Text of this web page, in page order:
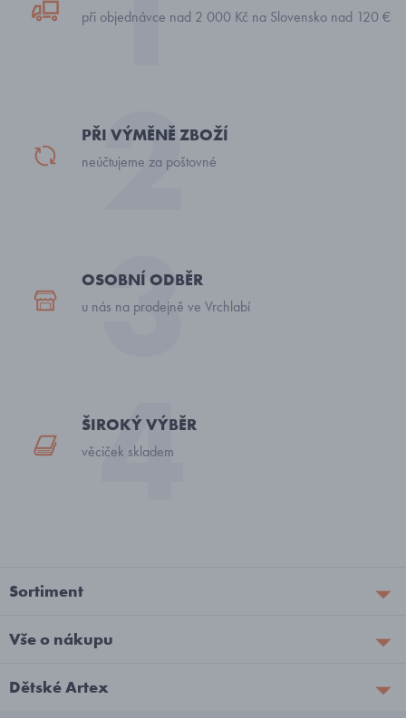
při objednávce nad 2 000 Kč na Slovensko nad 120 €
PŘI VÝMĚNĚ ZBOŽÍ
neúčtujeme za poštovné
OSOBNÍ ODBĚR
u nás na prodejně ve Vrchlabí
ŠIROKÝ VÝBĚR
věciček skladem
Sortiment
Vše o nákupu
Dětské Artex